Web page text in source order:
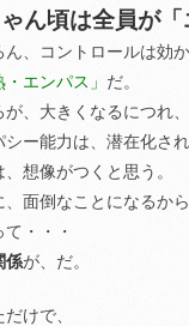
ん頃は全員が「
ん、コントロールは効
・エンパス」 だ。
が、大きくなるにつれ、
シー能力は、潜在化さ
想像がつくと思う。
、面倒なことになるから
・・・
係が、だ。
けで、